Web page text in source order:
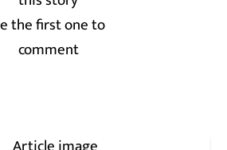
the first one to
comment